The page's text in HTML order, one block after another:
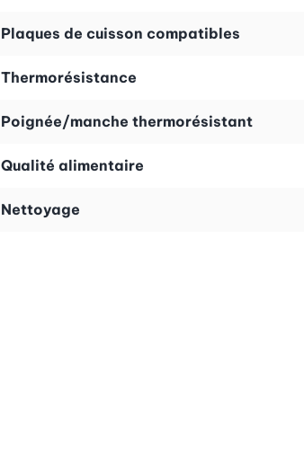
Plaques de cuisson compatibles
Thermorésistance
Poignée/manche thermorésistant
Qualité alimentaire
Nettoyage